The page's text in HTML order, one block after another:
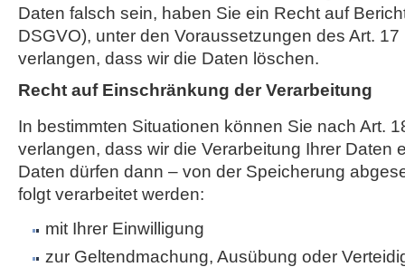
Daten falsch sein, haben Sie ein Recht auf
DSGVO), unter den Voraussetzungen des Art.
verlangen, dass wir die Daten löschen.
Recht auf Einschränkung der Verarbeitung
In bestimmten Situationen können Sie nach Art.
verlangen, dass wir die Verarbeitung Ihrer Daten
Daten dürfen dann – von der Speicherung
folgt verarbeitet werden:
mit Ihrer Einwilligung
zur Geltendmachung, Ausübung oder